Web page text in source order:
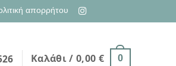
απορρήτου
Καλάθι / 0,00 € 0